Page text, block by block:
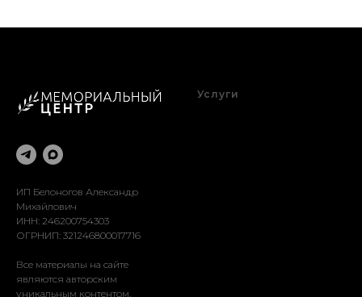
ИП Белоногов Александр
Михайлович
ИНН: 246200754303
ОГРНИП: 321246800017716
Все материалы на сайте
являются авторским
уникальным контентом.
Услуги